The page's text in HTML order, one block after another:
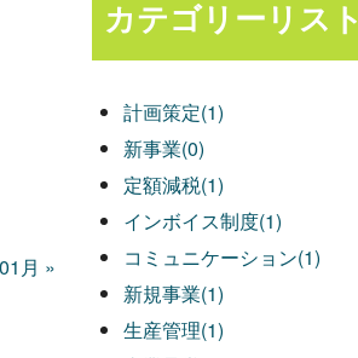
月 »
カテゴリーリスト
計画策定(1)
新事業(0)
定額減税(1)
インボイス制度(1)
コミュニケーション(1)
新規事業(1)
生産管理(1)